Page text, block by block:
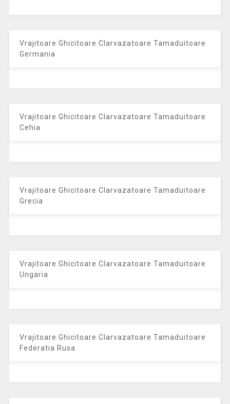
Vrajitoare Ghicitoare Clarvazatoare Tamaduitoare
Germania
Vrajitoare Ghicitoare Clarvazatoare Tamaduitoare
Cehia
Vrajitoare Ghicitoare Clarvazatoare Tamaduitoare
Grecia
Vrajitoare Ghicitoare Clarvazatoare Tamaduitoare
Ungaria
Vrajitoare Ghicitoare Clarvazatoare Tamaduitoare
Federatia Rusa